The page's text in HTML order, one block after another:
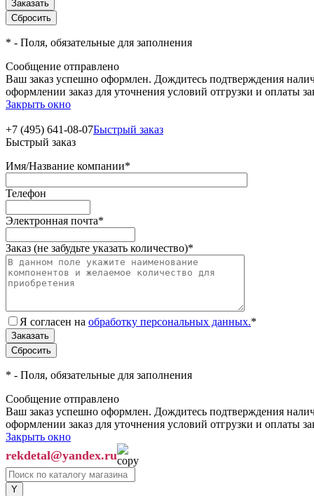
* - Поля, обязательные для заполнения
Сообщение отправлено
Ваш заказ успешно оформлен. Дождитесь подтверждения
оформлении заказ для уточнения условий отгрузки и оплаты
Закрыть окно
+7 (495) 641-08-07Быстрый заказ
Быстрый заказ
Имя/Название компании*
Телефон
Электронная почта*
Заказ (не забудьте указать количество)*
Я согласен на обработку персональных данных.*
* - Поля, обязательные для заполнения
Сообщение отправлено
Ваш заказ успешно оформлен. Дождитесь подтверждения
оформлении заказ для уточнения условий отгрузки и оплаты
Закрыть окно
rekdetal@yandex.ru